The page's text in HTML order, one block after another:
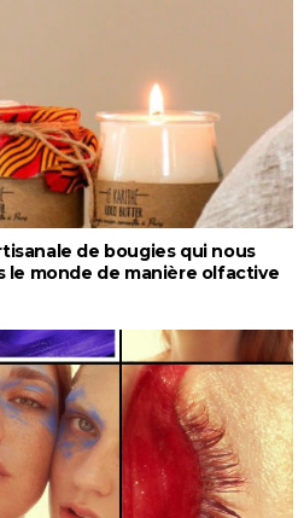
de bougies qui nous
le monde de manière olfactive